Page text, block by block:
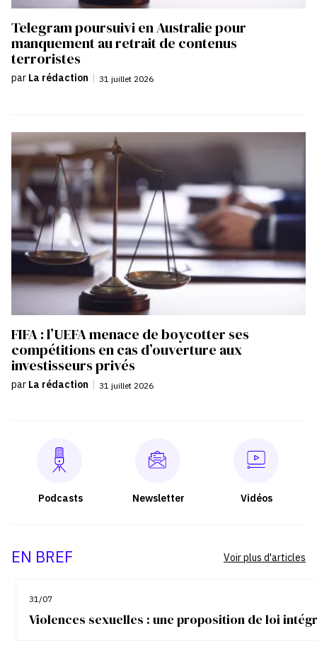
Telegram poursuivi en Australie pour
manquement au retrait de contenus
terroristes
par La rédaction 31 juillet 2026
FIFA : l’UEFA menace de boycotter ses
compétitions en cas d’ouverture aux
investisseurs privés
par La rédaction | 31 juillet 2026
Podcasts Newsletter Vidéos
EN BREF
31/07
Violences sexuelles : une proposition de loi
Voir plus d'articles